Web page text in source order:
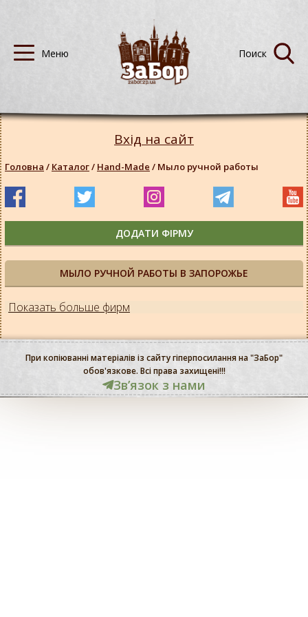
МЫЛО РУЧНОЙ РАБОТЫ В ЗАПОРОЖЬЕ
Показать больше фирм
Вхід на сайт
Головна / Каталог/ Hand-Made / Мыло ручной работы
ДОДАТИ ФІРМУ
При копіюванні матеріалів із сайту гіперпосилання на "ЗаБор"
обов'язкове. Всі права захищені!!!
Звʼязок з нами